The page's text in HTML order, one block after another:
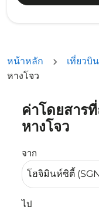
หน้าหลัก เที่ยวบิน
หางโจว
ค่าโดยสาร
หางโจว
จาก
ไป
ลองอัปเดตเส้นท